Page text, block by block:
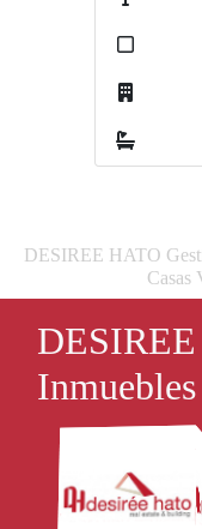
DESIREE HATO
Casas
Inmuebles